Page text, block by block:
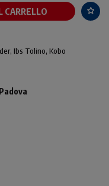
CARRELLO
Ibs Tolino, Kobo